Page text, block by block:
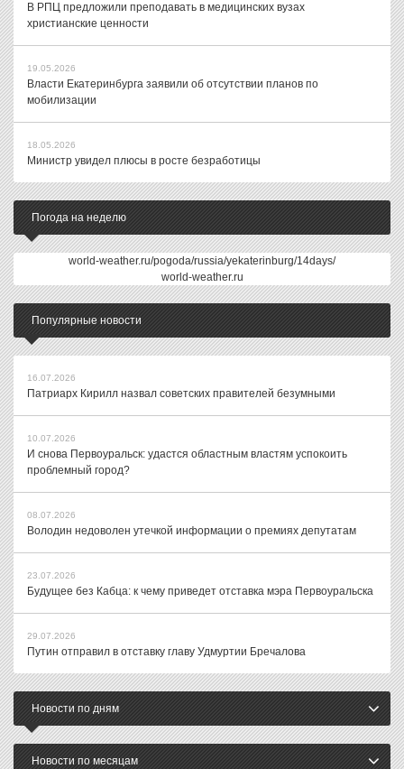
В РПЦ предложили преподавать в медицинских вузах
христианские ценности
19.05.2026
Власти Екатеринбурга заявили об отсутствии планов по
мобилизации
18.05.2026
Министр увидел плюсы в росте безработицы
Погода на неделю
world-weather.ru/pogoda/russia/yekaterinburg/14days/
world-weather.ru
Популярные новости
16.07.2026
Патриарх Кирилл назвал советских правителей безумными
10.07.2026
И снова Первоуральск: удастся областным властям успокоить
проблемный город?
08.07.2026
Володин недоволен утечкой информации о премиях депутатам
23.07.2026
Будущее без Кабца: к чему приведет отставка мэра Первоуральска
29.07.2026
Путин отправил в отставку главу Удмуртии Бречалова
Новости по дням
Новости по месяцам